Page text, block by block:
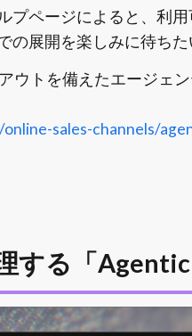
プページによると、利
展開を楽しみに待ちた
ウトを備えたエージェ
sales-channels/
する「Agentic